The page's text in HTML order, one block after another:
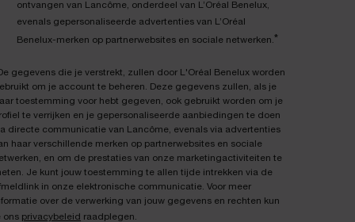
ontvangen van Lancôme, onderdeel van L’Oréal Benelux,
evenals gepersonaliseerde advertenties van L’Oréal
Benelux-merken op partnerwebsites en sociale netwerken.*
gegevens die je verstrekt, zullen door L'Oréal Benelux worden
om je account te beheren. Deze gegevens zullen, als je
toestemming voor hebt gegeven, ook gebruikt worden om je
te verrijken en je gepersonaliseerde aanbiedingen te doen
directe communicatie van Lancôme, evenals via advertenties
haar verschillende merken op partnerwebsites en sociale
en om de prestaties van onze marketingactiviteiten te
Je kunt jouw toestemming te allen tijde intrekken via de
in onze elektronische communicatie. Voor meer
over de verwerking van jouw gegevens en rechten kun
ons privacybeleid raadplegen.